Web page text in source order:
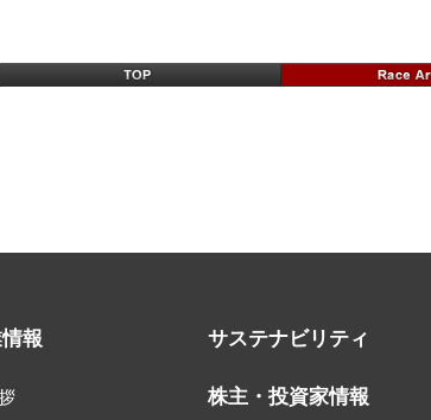
報 サステナビリティ
株主・投資家情報